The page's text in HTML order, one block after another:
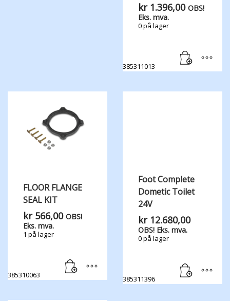
kr1.396,00 OBS!
Eks. mva.
0 på lager
385311013
FLOOR FLANGE
SEAL KIT
kr566,00 OBS!
Eks. mva.
1 på lager
385310063
Foot Complete
Dometic Toilet
24V
kr12.680,00
OBS! Eks. mva.
0 på lager
385311396